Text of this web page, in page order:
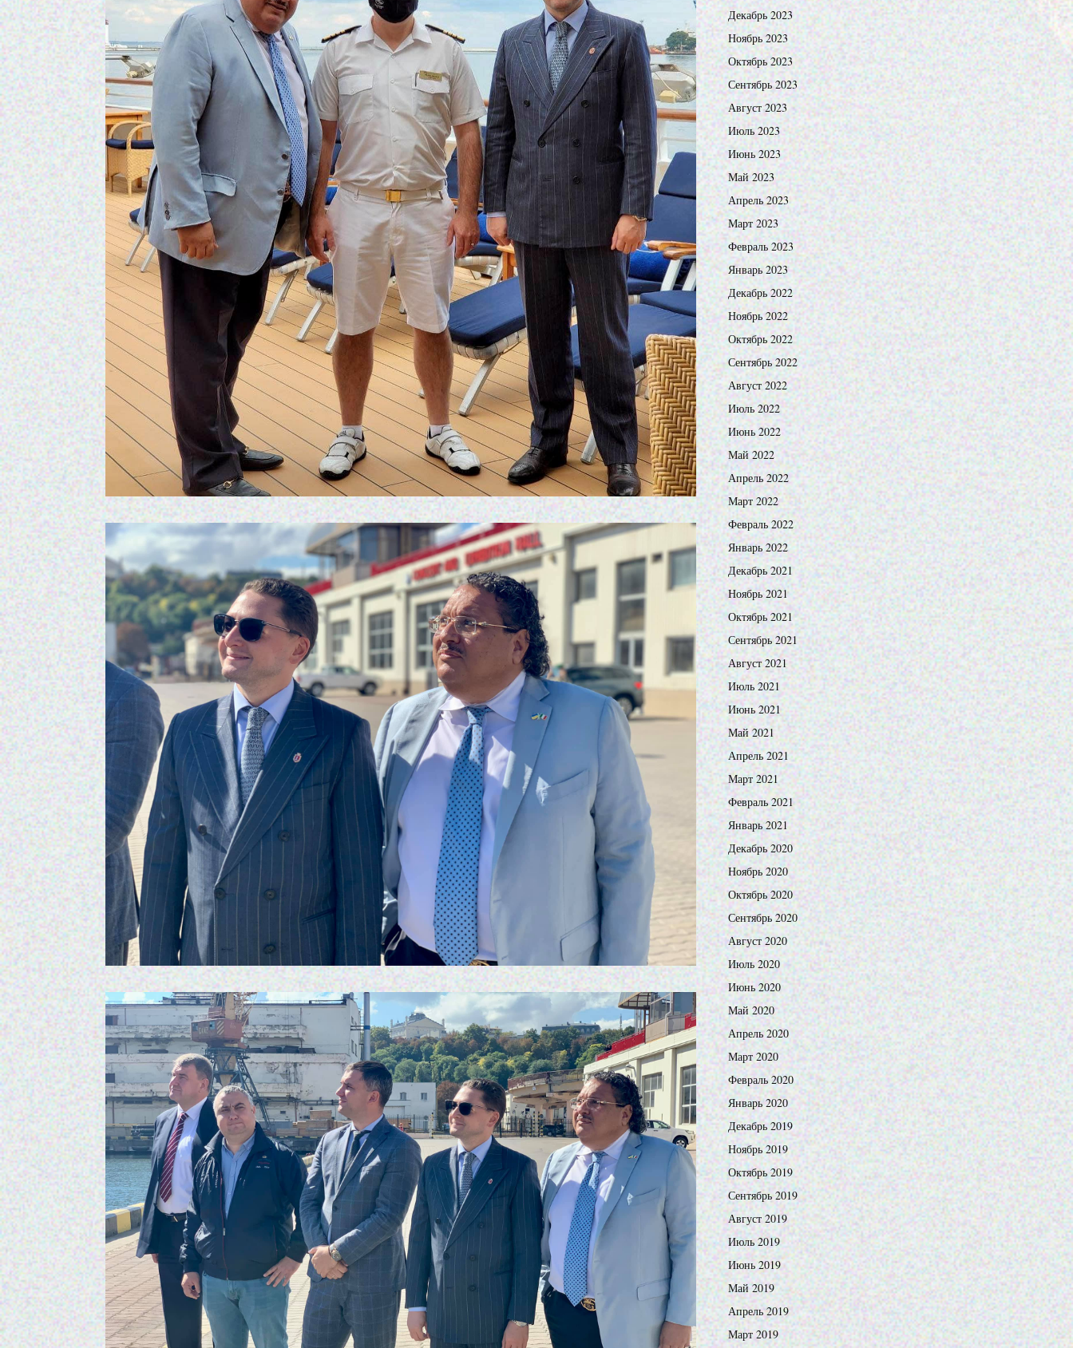
Декабрь 2023
Ноябрь 2023
Октябрь 2023
Сентябрь 2023
Август 2023
Июль 2023
Июнь 2023
Май 2023
Апрель 2023
Март 2023
Февраль 2023
Январь 2023
Декабрь 2022
Ноябрь 2022
Октябрь 2022
Сентябрь 2022
Август 2022
Июль 2022
Июнь 2022
Май 2022
Апрель 2022
Март 2022
Февраль 2022
Январь 2022
Декабрь 2021
Ноябрь 2021
Октябрь 2021
Сентябрь 2021
Август 2021
Июль 2021
Июнь 2021
Май 2021
Апрель 2021
Март 2021
Февраль 2021
Январь 2021
Декабрь 2020
Ноябрь 2020
Октябрь 2020
Сентябрь 2020
Август 2020
Июль 2020
Июнь 2020
Май 2020
Апрель 2020
Март 2020
Февраль 2020
Январь 2020
Декабрь 2019
Ноябрь 2019
Октябрь 2019
Сентябрь 2019
Август 2019
Июль 2019
Июнь 2019
Май 2019
Апрель 2019
Март 2019